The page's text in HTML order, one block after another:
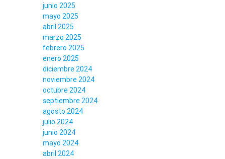
junio 2025
mayo 2025
abril 2025
marzo 2025
febrero 2025
enero 2025
diciembre 2024
noviembre 2024
octubre 2024
septiembre 2024
agosto 2024
julio 2024
junio 2024
mayo 2024
abril 2024